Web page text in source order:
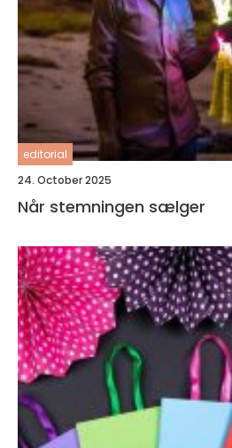
editorial
24. October 2025
Når stemningen sælger